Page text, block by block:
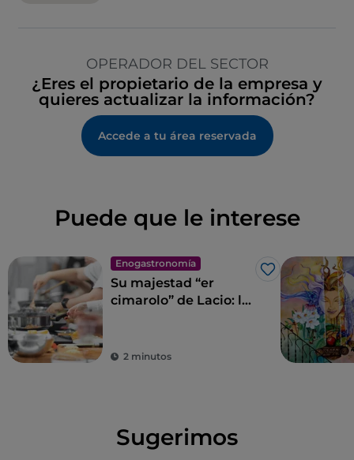
OPERADOR DEL SECTOR
¿Eres el propietario de la empresa y
quieres actualizar la información?
Accede a tu área reservada
Puede que le interese
Enogastronomía
Me gusta
Su majestad “er
cimarolo” de Lacio: la
2 minutos
Sugerimos